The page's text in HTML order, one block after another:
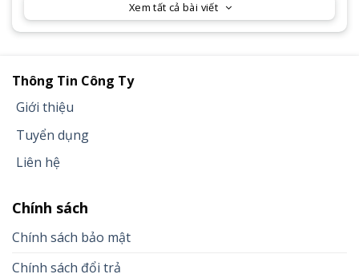
Xem tất cả bài viết
Thông Tin Công Ty
Giới thiệu
Tuyển dụng
Liên hệ
Chính sách
Chính sách bảo mật
Chính sách đổi trả